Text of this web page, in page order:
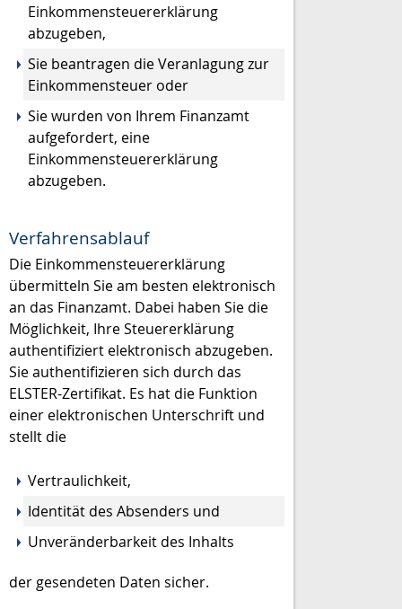
Einkommensteuererklärung
abzugeben,
Sie beantragen die Veranlagung zur
Einkommensteuer oder
Sie wurden von Ihrem Finanzamt
aufgefordert, eine
Einkommensteuererklärung
abzugeben.
Verfahrensablauf
Die Einkommensteuererklärung
übermitteln Sie am besten elektronisch
an das Finanzamt. Dabei haben Sie die
Möglichkeit, Ihre Steuererklärung
authentifiziert elektronisch abzugeben.
Sie authentifizieren sich durch das
ELSTER-Zertifikat. Es hat die Funktion
einer elektronischen Unterschrift und
stellt die
Vertraulichkeit,
Identität des Absenders und
Unveränderbarkeit des Inhalts
der gesendeten Daten sicher.